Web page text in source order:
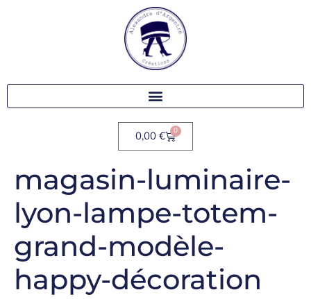
0,00 € 0
magasin-luminaire-
lyon-lampe-totem-
grand-modèle-
happy-décoration